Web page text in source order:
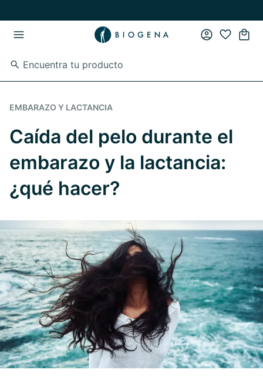
EMBARAZO Y LACTANCIA
Caída del pelo durante el
embarazo y la lactancia:
¿qué hacer?